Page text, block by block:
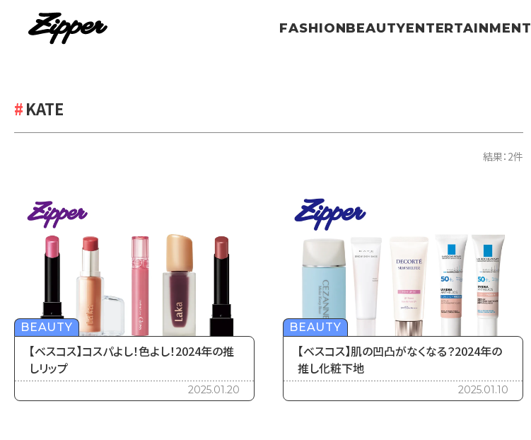
FASHIONBEAUTYENTERTAINMENT
KATE
結果：2件
BEAUTY
【ベスコス】コスパよし！色よし！2024年の推
しリップ
2025.01.20
BEAUTY
【ベスコス】肌の凹凸がなくなる？2024年の
推し化粧下地
2025.01.10